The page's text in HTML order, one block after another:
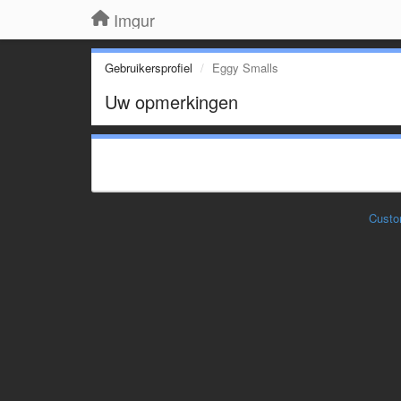
Imgur
Gebruikersprofiel Eggy Smalls
Uw opmerkingen